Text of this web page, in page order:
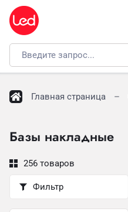
Главная страница
Базы накладные
256 товаров
Фильтр